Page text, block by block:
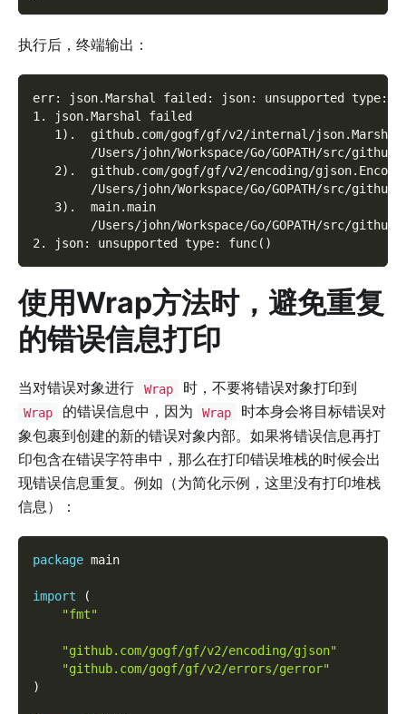
执行后，终端输出：
err: json.Marshal failed: json: unsupported type:
1. json.Marshal failed
   1).  github.com/gogf/gf/v2/internal/json.Marshal
/Users/john/Workspace/Go/GOPATH/src/
   2).  github.com/gogf/gf/v2/encoding/gjson.Encode
/Users/john/Workspace/Go/GOPATH/src/
   3).  main.main
/Users/john/Workspace/Go/GOPATH/src/
2. json: unsupported type: func()
使用Wrap方法时，避免重复
的错误信息打印
当对错误对象进行 Wrap 时，不要将错误对象打印到
Wrap 的错误信息中，因为 Wrap
时本身会将目标错误对
象包裹到创建的新的错误对象内部。如果将错误信息再打
印包含在错误字符串中，那么在打印错误堆栈的时候会出
现错误信息重复。例如（为简化示例，这里没有打印堆栈
信息）：
package main
import
(
"fmt"
"github.com/gogf/gf/v2/encoding/gjson"
"github.com/gogf/gf/v2/errors/gerror"
)